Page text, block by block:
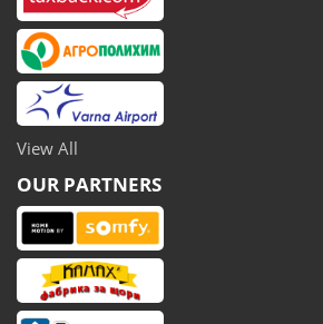
View All
OUR PARTNERS